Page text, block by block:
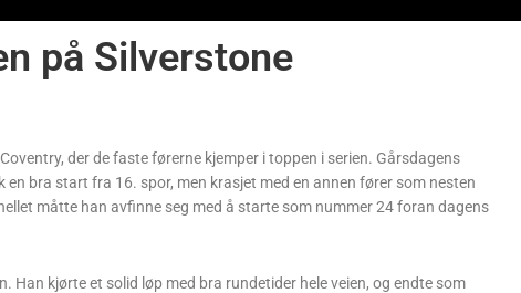
på Silverstone
der de faste førerne kjemper i toppen i serien. Gårsdagens
bra start fra 16. spor, men krasjet med en annen fører som nesten
måtte han avfinne seg med å starte som nummer 24 foran dagens
Han kjørte et solid løp med bra rundetider hele veien, og endte som